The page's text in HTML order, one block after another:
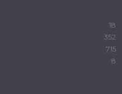
18
352
715
8